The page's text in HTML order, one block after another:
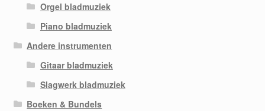
Orgel bladmuziek
Piano bladmuziek
Andere instrumenten
Gitaar bladmuziek
Slagwerk bladmuziek
Boeken & Bundels